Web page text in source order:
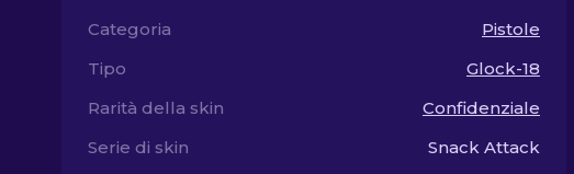
Categoria
Pistole
Tipo
Glock-18
Rarità della skin
Confidenziale
Serie di skin
Snack Attack